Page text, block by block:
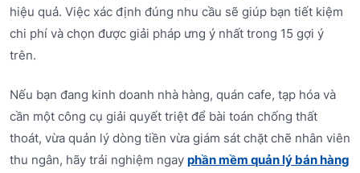
hiệu quả. Việc xác định đúng nhu cầu sẽ giúp bạn tiết kiệm
chi phí và chọn được giải pháp ưng ý nhất trong 15 gợi ý
trên.
Nếu bạn đang kinh doanh nhà hàng, quán cafe, tạp hóa và
cần một công cụ giải quyết triệt để bài toán chống thất
thoát, vừa quản lý dòng tiền vừa giám sát chặt chẽ nhân viên
thu ngân, hãy trải nghiệm ngay phần mềm quản lý bán hàng